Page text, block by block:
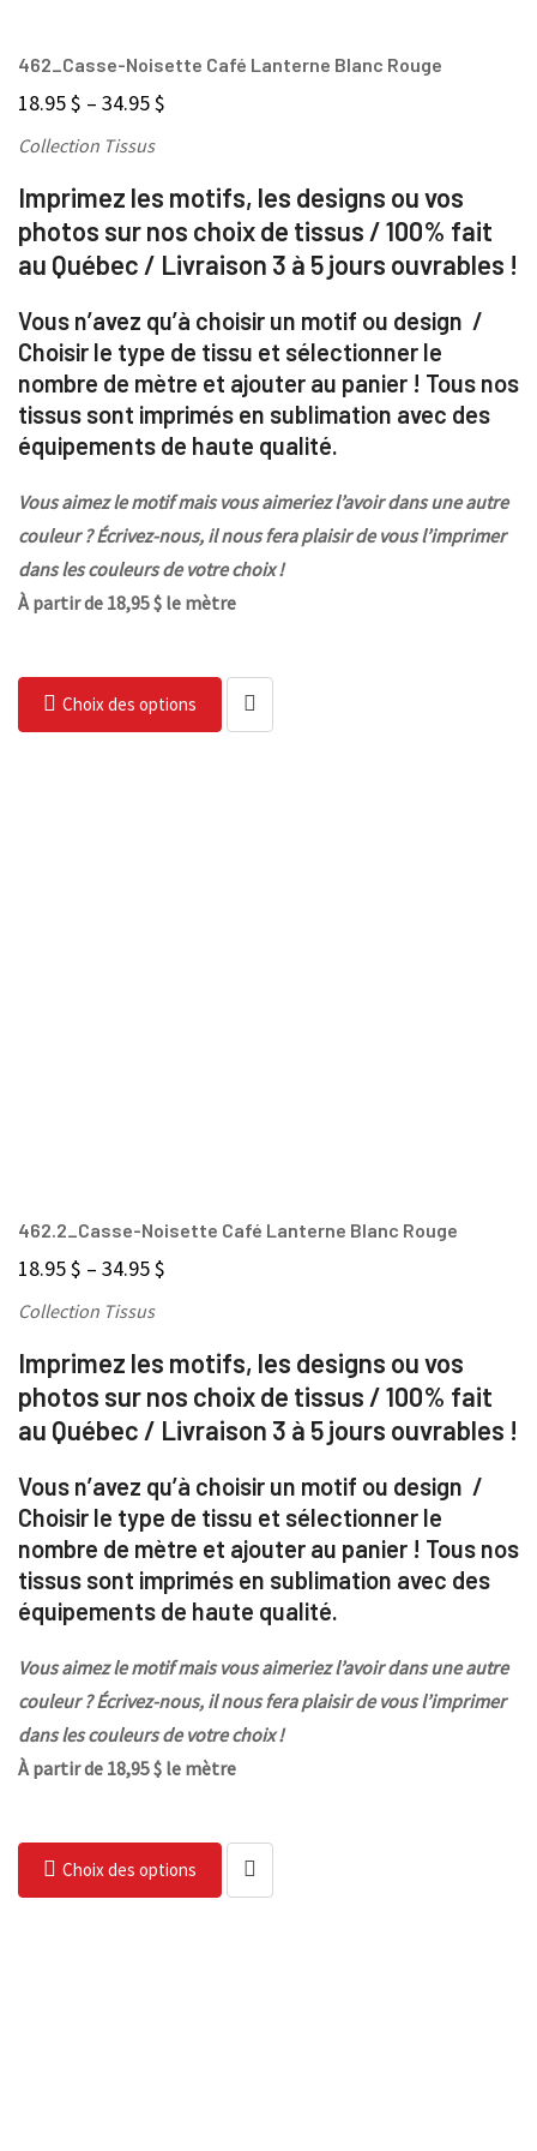
462_Casse-Noisette Café Lanterne Blanc Rouge
18.95$ – 34.95$
Collection Tissus
Imprimez les motifs, les designs ou vos
photos sur nos choix de tissus / 100% fait
au Québec / Livraison 3 à 5 jours ouvrables !
Vous n’avez qu’à choisir un motif ou design /
Choisir le type de tissu et sélectionner le
nombre de mètre et ajouter au panier ! Tous nos
tissus sont imprimés en sublimation avec des
équipements de haute qualité.
Vous aimez le motif mais vous aimeriez l’avoir dans une autre
couleur ? Écrivez-nous, il nous fera plaisir de vous l’imprimer
dans les couleurs de votre choix !
À partir de 18,95 $ le mètre
Choix des options
462.2_Casse-Noisette Café Lanterne Blanc Rouge
18.95$ – 34.95$
Collection Tissus
Imprimez les motifs, les designs ou vos
photos sur nos choix de tissus / 100% fait
au Québec / Livraison 3 à 5 jours ouvrables !
Vous n’avez qu’à choisir un motif ou design /
Choisir le type de tissu et sélectionner le
nombre de mètre et ajouter au panier ! Tous nos
tissus sont imprimés en sublimation avec des
équipements de haute qualité.
Vous aimez le motif mais vous aimeriez l’avoir dans une autre
couleur ? Écrivez-nous, il nous fera plaisir de vous l’imprimer
dans les couleurs de votre choix !
À partir de 18,95 $ le mètre
Choix des options